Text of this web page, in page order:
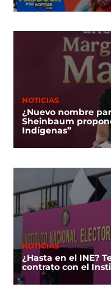
NOTICIAS
¿Nuevo nombre
Sheinbaum
Indígenas”
NOTICIAS
¿Hasta en el INE?
contrato con el